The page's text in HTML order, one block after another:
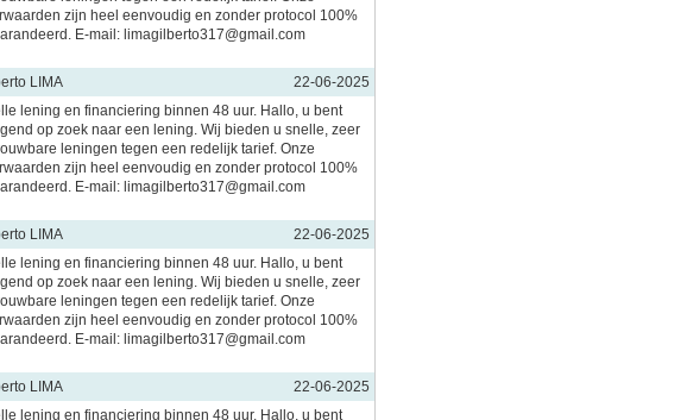
zijn heel eenvoudig en zonder protocol 100%
E-mail: limagilberto317@gmail.com
LIMA
22-06-2025
lening en financiering binnen 48 uur. Hallo, u bent
op zoek naar een lening. Wij bieden u snelle, zeer
leningen tegen een redelijk tarief. Onze
zijn heel eenvoudig en zonder protocol 100%
E-mail: limagilberto317@gmail.com
LIMA
22-06-2025
lening en financiering binnen 48 uur. Hallo, u bent
op zoek naar een lening. Wij bieden u snelle, zeer
leningen tegen een redelijk tarief. Onze
zijn heel eenvoudig en zonder protocol 100%
E-mail: limagilberto317@gmail.com
LIMA
22-06-2025
lening en financiering binnen 48 uur. Hallo, u bent